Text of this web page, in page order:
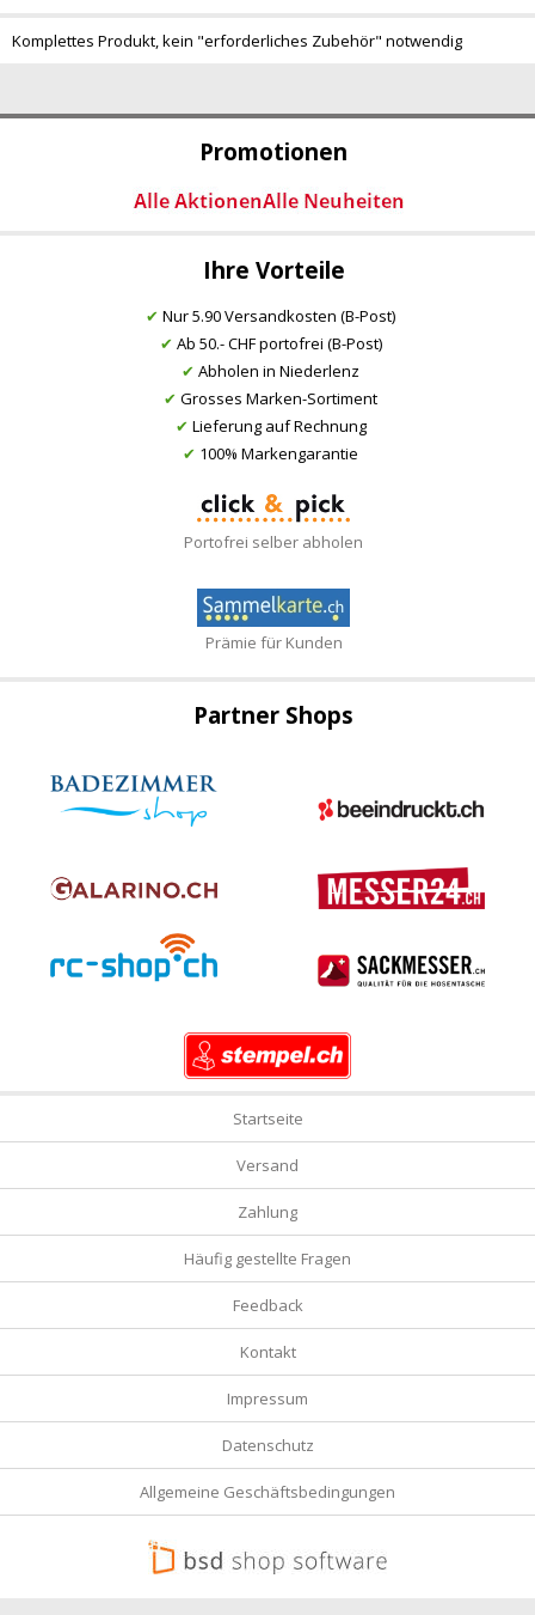
Promotionen
Ihre Vorteile
✔ Nur 5.90 Versandkosten (B-Post)
✔ Ab 50.- CHF portofrei (B-Post)
✔ Abholen in Niederlenz
✔ Grosses Marken-Sortiment
✔ Lieferung auf Rechnung
✔ 100% Markengarantie
Portofrei selber abholen
Prämie für Kunden
Komplettes Produkt, kein "erforderliches Zubehör" notwendig
Partner Shops
Startseite
Versand
Zahlung
Häufig gestellte Fragen
Feedback
Kontakt
Impressum
Datenschutz
Allgemeine Geschäftsbedingungen